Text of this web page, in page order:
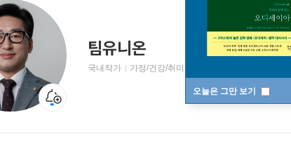
오늘은 그만 보기
팀유니온
국내작가 가정/건강/취미 저자